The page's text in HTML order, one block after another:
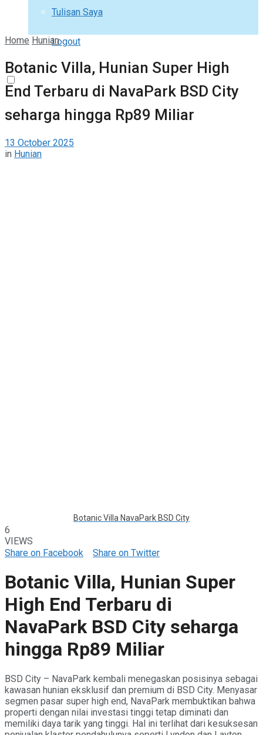
Tulisan Saya
Logout
Home Hunian
Botanic Villa, Hunian Super High
End Terbaru di NavaPark BSD City
seharga hingga Rp89 Miliar
13 October 2025
in Hunian
Botanic Villa NavaPark BSD City
6
VIEWS
Share on Facebook
Share on Twitter
Botanic Villa, Hunian Super
High End Terbaru di
NavaPark BSD City seharga
hingga Rp89 Miliar
BSD City – NavaPark kembali menegaskan posisinya sebagai
kawasan hunian eksklusif dan premium di BSD City. Menyasar
segmen pasar super high end, NavaPark membuktikan bahwa
properti dengan nilai investasi tinggi tetap diminati dan
memiliki daya tarik yang tinggi. Hal ini terlihat dari kesuksesan